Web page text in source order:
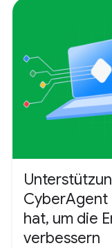
hat, um die
verbessern